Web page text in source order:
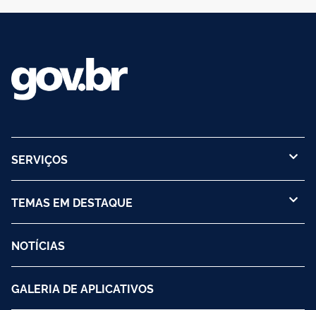
SERVIÇOS
TEMAS EM DESTAQUE
NOTÍCIAS
GALERIA DE APLICATIVOS